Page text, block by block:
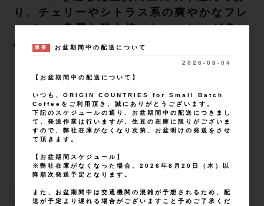
り、チェリーやシトラス系の爽やかなフレ
ーバー、良質な酸を持ったコーヒーが多い
のが特徴です。
◆ORIGIN COUNTRIESと
の繋がり
ルワンダを初めて訪れた際、色彩豊
かな風景とクリーンで美しいコーヒ
重要 お盆期間中の配送について
2026-08-04
【お盆期間中の配送について】
いつも、ORIGIN COUNTRIES for Small Batch
Coffeeをご利用頂き、誠にありがとうございます。
下記のスケジュールの通り、お盆期間中の配送につきまし
て、発送作業は行いますが、生豆の在庫に限りがございま
すので、弊社在庫がなくなり次第、お盆明けの発送をさせ
て頂きます。
【お盆期間スケジュール】
※弊社在庫がなくなった場合、2026年8月20日（木）以
降順次発送予定となります。
また、お盆期間中は交通機関の混雑が予想されるため、配
送が予定より遅れる場合がございますこと予めご了承くだ